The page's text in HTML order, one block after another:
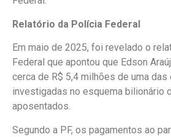
Relatório da Polícia Federal
Em maio de 2025, foi revelado o
Federal que apontou que Edson
cerca de R$ 5,4 milhões de uma das
investigadas no esquema bilionário
aposentados.
Segundo a PF, os pagamentos ao